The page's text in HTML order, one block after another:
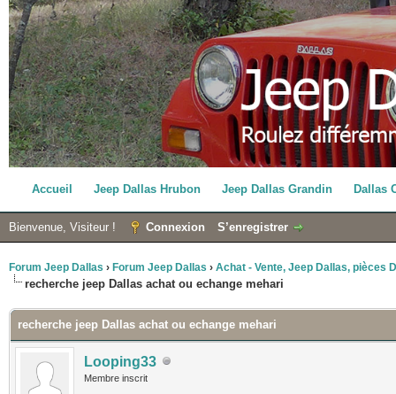
Accueil Jeep Dallas Hrubon Jeep Dallas Grandin Dallas
Bienvenue, Visiteur ! Connexion S’enregistrer
Forum Jeep Dallas › Forum Jeep Dallas › Achat - Vente, Jeep Dallas, pièces
recherche jeep Dallas achat ou echange mehari
recherche jeep Dallas achat ou echange mehari
Looping33
Membre inscrit